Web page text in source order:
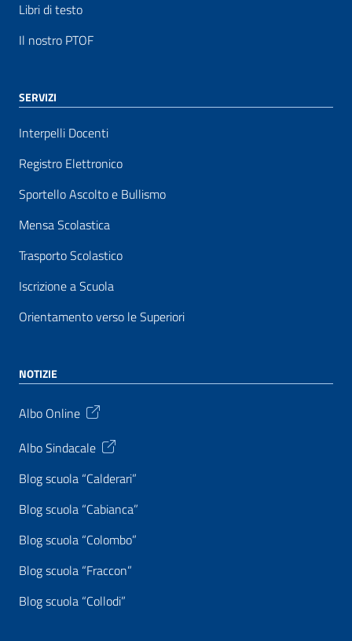
Libri di testo
Il nostro PTOF
SERVIZI
Interpelli Docenti
Registro Elettronico
Sportello Ascolto e Bullismo
Mensa Scolastica
Trasporto Scolastico
Iscrizione a Scuola
Orientamento verso le Superiori
NOTIZIE
Albo Online
Albo Sindacale
Blog scuola “Calderari”
Blog scuola “Cabianca”
Blog scuola “Colombo”
Blog scuola “Fraccon”
Blog scuola “Collodi”